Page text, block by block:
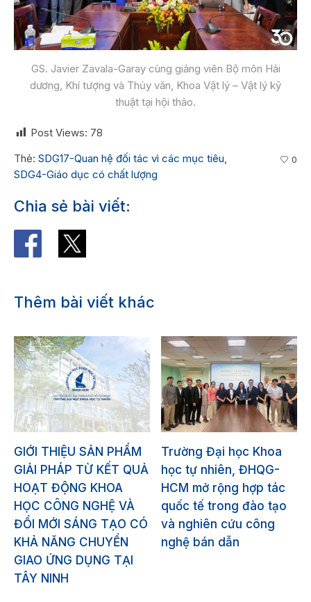
GS. Javier Zavala-Garay cùng giảng viên Bộ môn Hải
dương, Khí tượng và Thủy văn, Khoa Vật lý – Vật lý kỹ
thuật tại hội thảo.
Post Views: 78
Thẻ: SDG17-Quan hệ đối tác vì các mục tiêu
SDG4-Giáo dục có chất lượng
0
Chia sẻ bài viết:
Thêm bài viết khác
GIỚI THIỆU SẢN PHẨM
GIẢI PHÁP TỪ KẾT QUẢ
HOẠT ĐỘNG KHOA
HỌC CÔNG NGHỆ VÀ
ĐỔI MỚI SÁNG TẠO CÓ
KHẢ NĂNG CHUYỂN
GIAO ỨNG DỤNG TẠI
TÂY NINH
Trường Đại học Khoa
học tự nhiên, ĐHQG-
HCM mở rộng hợp tác
quốc tế trong đào tạo
và nghiên cứu công
nghệ bán dẫn